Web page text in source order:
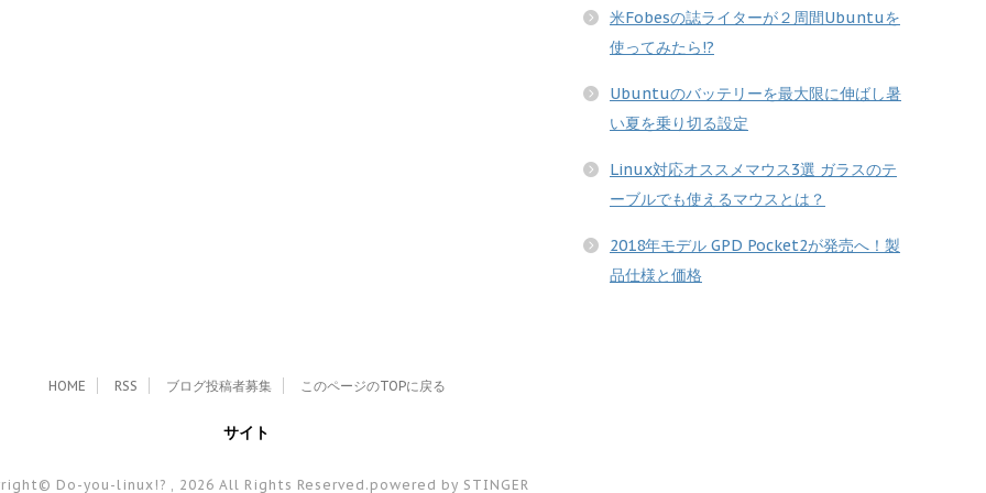
米Fobesの誌ライターが２周間Ubuntuを
使ってみたら!?
Ubuntuのバッテリーを最大限に伸ばし暑
い夏を乗り切る設定
Linux対応オススメマウス3選 ガラスのテ
ーブルでも使えるマウスとは？
2018年モデル GPD Pocket2が発売へ！製
品仕様と価格
HOME RSS ブログ投稿者募集 このページのTOPに戻る
サイト
Do-you-linux!? , 2026 All Rights Reserved. powered by STINGER